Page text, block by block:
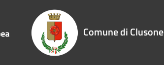
Comune di Clusone